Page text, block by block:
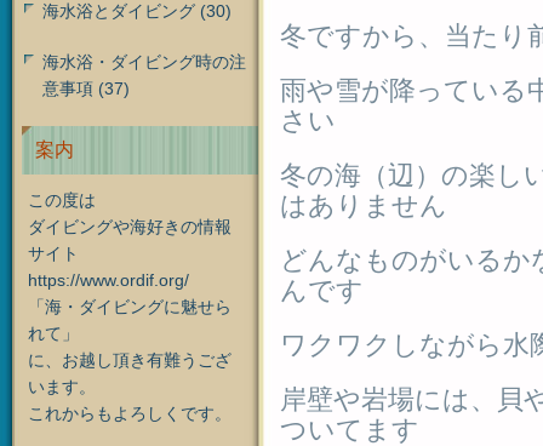
冬ですから、当たり
雨や雪が降っている
さい
冬の海（辺）の楽し
はありません
どんなものがいるか
んです
ワクワクしながら水
岸壁や岩場には、貝
ついてます
海水浴とダイビング (30)
海水浴・ダイビング時の注
意事項 (37)
案内
この度は
ダイビングや海好きの情報
サイト
https://www.ordif.org/
「海・ダイビングに魅せら
れて」
に、お越し頂き有難うござ
います。
これからもよろしくです。